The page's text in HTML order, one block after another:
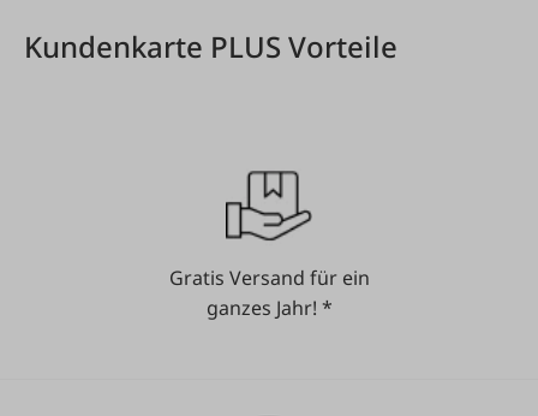
Kundenkarte PLUS Vorteile
Gratis Versand für ein
ganzes Jahr! *